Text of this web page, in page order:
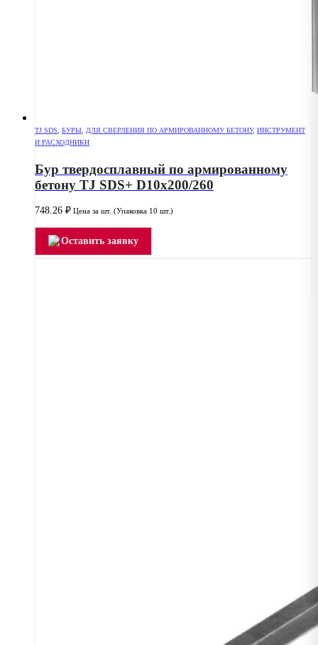
TJ SDS БУРЫ ДЛЯ СВЕРЛЕНИЯ ПО АРМИРОВАННОМУ БЕТОНУ, ИНСТРУМЕНТ
И РАСХОДНИКИ
Бур твердосплавный по армированному
бетону TJ SDS+ D10x200/260
748.26 ₽ Цена за шт. (Упаковка 10 шт.)
Оставить заявку